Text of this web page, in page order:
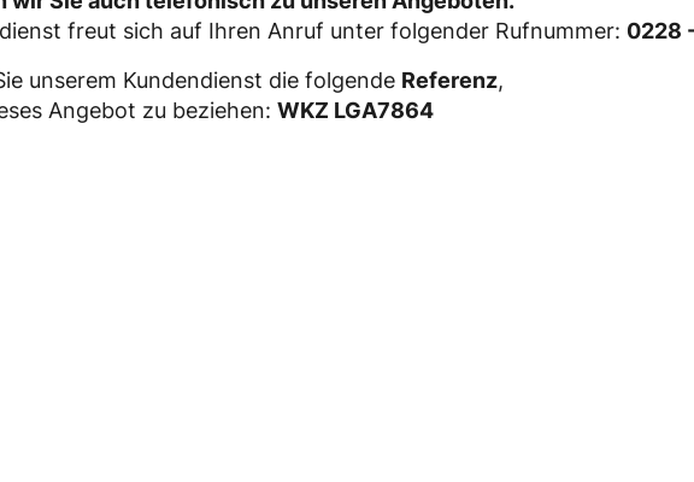
freut sich auf Ihren Anruf unter folgender Rufnummer: 0228
unserem Kundendienst die folgende Referenz,
Angebot zu beziehen: WKZ LGA7864